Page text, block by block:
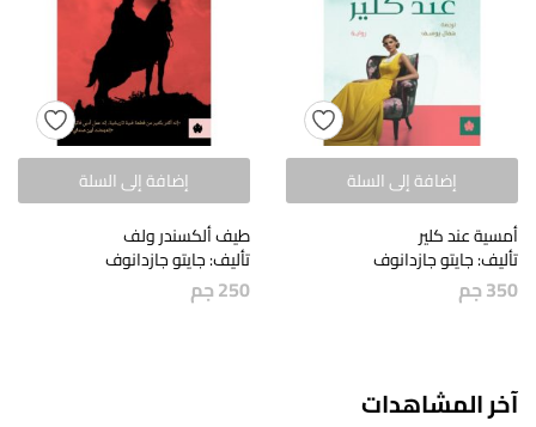
إضافة إلى السلة
أمسية عند كلير
تأليف: جايتو جازدانوف
350جم
إضافة إلى السلة
طيف ألكسندر ولف
تأليف: جايتو جازدانوف
250جم
آخر المشاهدات